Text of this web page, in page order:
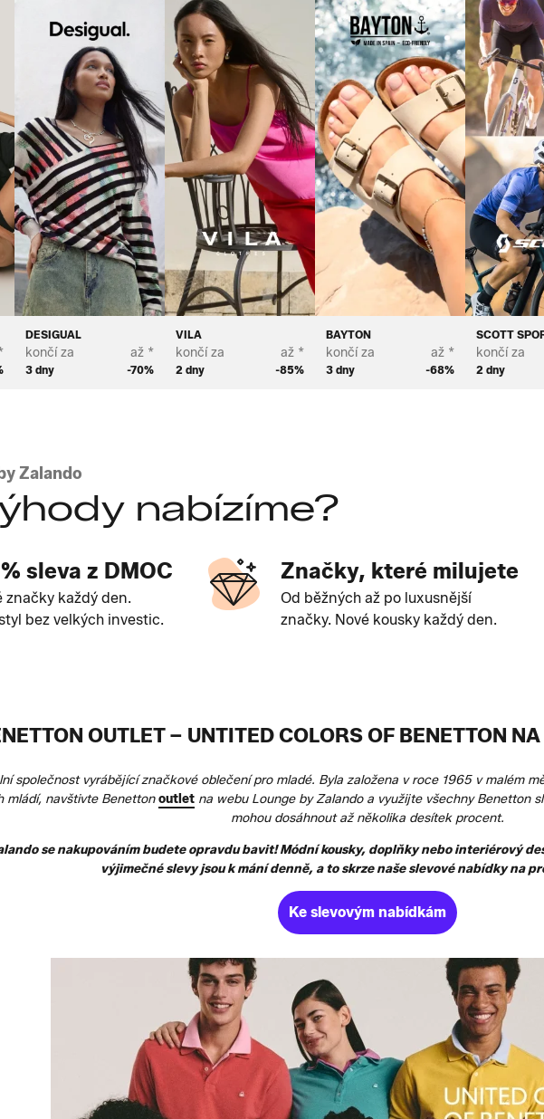
DESIGUAL
končí za
3 dny
až *
-70%
VILA
končí za
2 dny
až *
-85%
BAYTON
končí za
3 dny
až *
-68%
SCOTT
končí za
2 dny
Zalando
nabízíme?
sleva z DMOC
značky každý den.
bez velkých investic.
Značky, které milujete
Od běžných až po luxusnější
značky. Nové kousky každý den.
OUTLET – UNTITED COLORS OF BENETTON
společnost vyrábějící značkové oblečení pro mladé. Byla založena v roce 1965 v malém
mládí, navštivte Benettonoutlet na webu Lounge by Zalando a využijte všechny Benetton
mohou dosáhnout až několika desítek procent.
se nakupováním budete opravdu bavit! Módní kousky, doplňky nebo interiérový
výjimečné slevy jsou k mání denně, a to skrze naše slevové nabídky na
Ke slevovým nabídkám